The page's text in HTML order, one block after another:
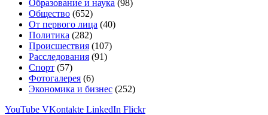
Образование и наука (98)
Общество (652)
От первого лица (40)
Политика (282)
Происшествия (107)
Расследования (91)
Спорт (57)
Фотогалерея (6)
Экономика и бизнес (252)
YouTube VKontakte LinkedIn Flickr